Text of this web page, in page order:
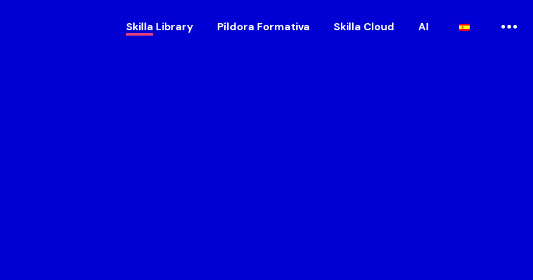
Skilla Library Píldora Formativa Skilla Cloud AI